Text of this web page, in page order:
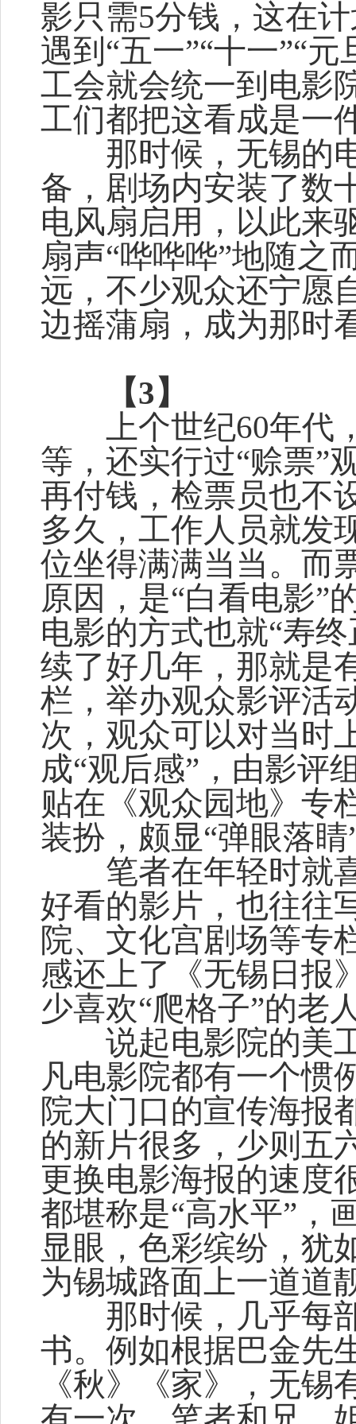
影只需5分钱，这在
遇到“五一”“十一”“
工会就会统一到电影
工们都把这看成是一
那时候，无锡的电
备，剧场内安装了数
电风扇启用，以此来
扇声“哗哗哗”地随之
远，不少观众还宁愿
边摇蒲扇，成为那时
【3】
上个世纪60年代，
等，还实行过“赊票”
再付钱，检票员也不
多久，工作人员就发
位坐得满满当当。而
原因，是“白看电影”
电影的方式也就“寿
续了好几年，那就是
栏，举办观众影评活
次，观众可以对当时
成“观后感”，由影评
贴在《观众园地》专
装扮，颇显“弹眼落睛
笔者在年轻时就喜
好看的影片，也往往
院、文化宫剧场等专
感还上了《无锡日报
少喜欢“爬格子”的老
说起电影院的美工
凡电影院都有一个惯
院大门口的宣传海报
的新片很多，少则五
更换电影海报的速度
都堪称是“高水平”，
显眼，色彩缤纷，犹
为锡城路面上一道道
那时候，几乎每部
书。例如根据巴金先
《秋》《家》，无